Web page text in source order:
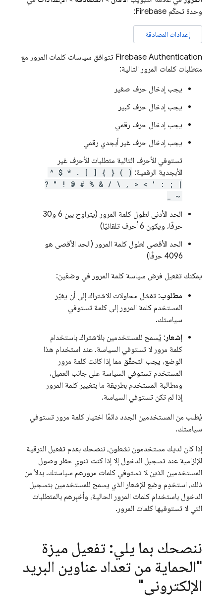
وحدة تحكّم Firebase
:
إعدادات المصادقة
Firebase Authentication تتوافق سياسات كلمات المرور مع
متطلبات كلمات المرور التالية:
يجب إدخال حرف صغير
يجب إدخال حرف كبير
يجب إدخال حرف رقمي
يجب إدخال حرف غير أبجدي رقمي
تستوفي الأحرف التالية متطلبات الأحرف غير
الأبجدية الرقمية: ^ $ * . [ ] { } ( )
? " ! @ # % & / \ , > < ' : ; |
_ ~
الحد الأدنى لطول كلمة المرور (يتراوح بين 6 و30
حرفًا، ويكون 6 أحرف تلقائيًا)
الحد الأقصى لطول كلمة المرور (الحد الأقصى هو
4096 حرفًا)
يمكنك تفعيل فرض سياسة كلمة المرور في وضعَين:
مطلوب: تفشل محاولات الاشتراك إلى أن يغيّر
المستخدم كلمة المرور إلى كلمة تستوفي
سياستك.
إشعار : يُسمح للمستخدمين بالاشتراك باستخدام
كلمة مرور لا تستوفي السياسة. عند استخدام هذا
الوضع، يجب التحقّق مما إذا كانت كلمة مرور
المستخدم تستوفي السياسة على جانب العميل،
ومطالبة المستخدم بطريقة ما بتغيير كلمة المرور
إذا لم تكن تستوفي السياسة.
يُطلب من المستخدمين الجدد دائمًا اختيار كلمة مرور تستوفي
سياستك.
إذا كان لديك مستخدمون نشطون، ننصحك بعدم تفعيل الترقية
الإلزامية عند تسجيل الدخول إلا إذا كنت تنوي حظر وصول
المستخدمين الذين لا تستوفي كلمات مرورهم سياستك. بدلاً من
ذلك، استخدِم وضع الإشعار الذي يسمح للمستخدمين بتسجيل
الدخول باستخدام كلمات المرور الحالية، وأخبِرهم بالمتطلبات
التي لا تستوفيها كلمات المرور.
ننصحك بما يلي: تفعيل ميزة
"الحماية من تعداد عناوين البريد
الإلكتروني"